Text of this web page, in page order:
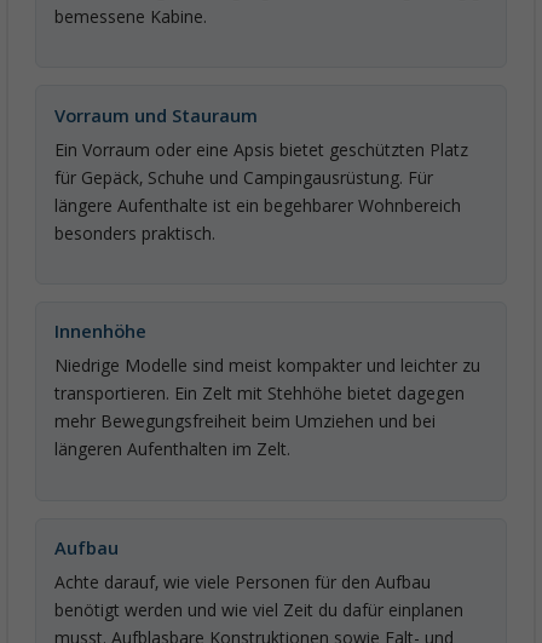
bemessene Kabine.
Vorraum und Stauraum
Ein Vorraum oder eine Apsis bietet geschützten Platz
für Gepäck, Schuhe und Campingausrüstung. Für
längere Aufenthalte ist ein begehbarer Wohnbereich
besonders praktisch.
Innenhöhe
Niedrige Modelle sind meist kompakter und leichter zu
transportieren. Ein Zelt mit Stehhöhe bietet dagegen
mehr Bewegungsfreiheit beim Umziehen und bei
längeren Aufenthalten im Zelt.
Aufbau
Achte darauf, wie viele Personen für den Aufbau
benötigt werden und wie viel Zeit du dafür einplanen
musst. Aufblasbare Konstruktionen sowie Falt- und